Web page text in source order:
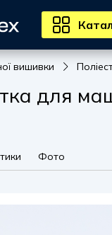
вишивки
для
Фото